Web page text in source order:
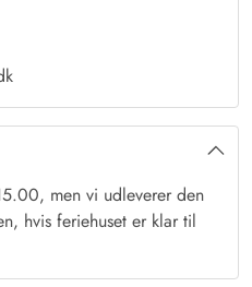
for sit smukke, hvide fyrtårn,
Fyrtårnet er åbent for
marts og frem til oktober
udsigt over det barske
. Klitlandskabet i området
overgangen mellem klit og
området ved Lyngvig fyr er
men vi udleverer den
hvis feriehuset er klar til